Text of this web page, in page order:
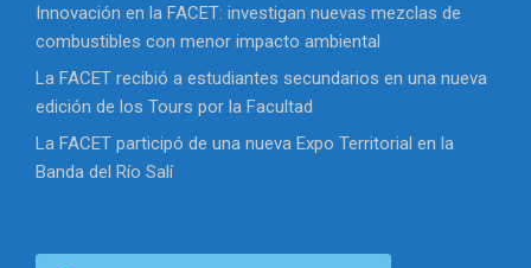
Innovación en la FACET: investigan nuevas mezclas de
combustibles con menor impacto ambiental
La FACET recibió a estudiantes secundarios en una nueva
edición de los Tours por la Facultad
La FACET participó de una nueva Expo Territorial en la
Banda del Río Salí